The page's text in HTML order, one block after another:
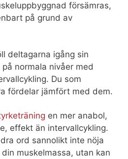
försämras,
på grund av
deltagarna igång sin
normala nivåer med
Du som
fördelar jämfört med dem.
en mer anabol,
effekt än intervallcykling.
ord sannolikt inte nöja
muskelmassa, utan kan